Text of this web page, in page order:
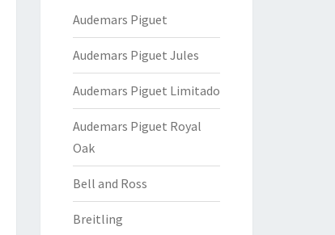
Audemars Piguet
Audemars Piguet Jules
Audemars Piguet Limitado
Audemars Piguet Royal
Oak
Bell and Ross
Breitling